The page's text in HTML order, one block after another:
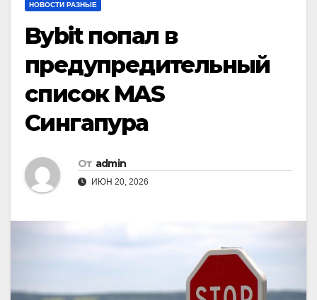
НОВОСТИ РАЗНЫЕ
Bybit попал в
предупредительный
список MAS
Сингапура
От admin
ИЮН 20, 2026